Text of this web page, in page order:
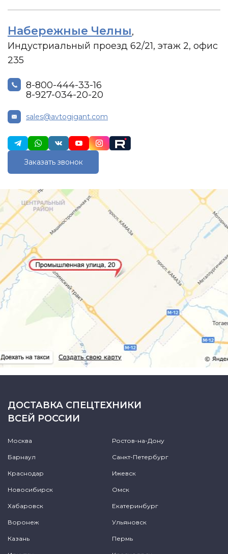
Набережные Челны,
Индустриальный проезд 62/21, этаж 2, офис
235
8-800-444-33-16
8-927-034-20-20
sales@avtogigant.com
Заказать звонок
ДОСТАВКА СПЕЦТЕХНИКИ
ВСЕЙ РОССИИ
Москва Ростов-на-Дону
Барнаул Санкт-Петербург
Краснодар Ижевск
Новосибирск Омск
Хабаровск Екатеринбург
Воронеж Ульяновск
Казань Пермь